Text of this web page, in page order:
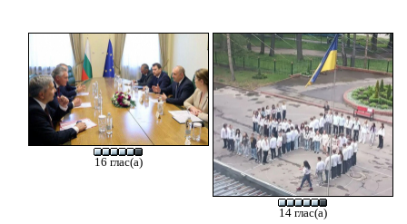
16 глас(а)
14 глас(а)